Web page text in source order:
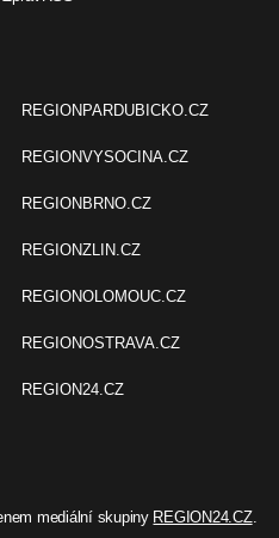
REGIONPARDUBICKO.CZ
REGIONVYSOCINA.CZ
REGIONBRNO.CZ
REGIONZLIN.CZ
REGIONOLOMOUC.CZ
REGIONOSTRAVA.CZ
REGION24.CZ
mediální skupiny REGION24.CZ.